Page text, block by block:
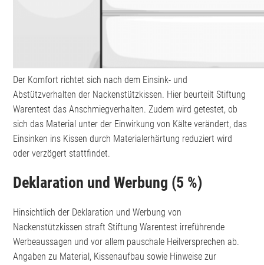
Der Komfort richtet sich nach dem Einsink- und
Abstützverhalten der Nackenstützkissen. Hier beurteilt Stiftung
Warentest das Anschmiegverhalten. Zudem wird getestet, ob
sich das Material unter der Einwirkung von Kälte verändert, das
Einsinken ins Kissen durch Materialerhärtung reduziert wird
oder verzögert stattfindet.
Deklaration und Werbung (5 %)
Hinsichtlich der Deklaration und Werbung von
Nackenstützkissen straft Stiftung Warentest irreführende
Werbeaussagen und vor allem pauschale Heilversprechen ab.
Angaben zu Material, Kissenaufbau sowie Hinweise zur